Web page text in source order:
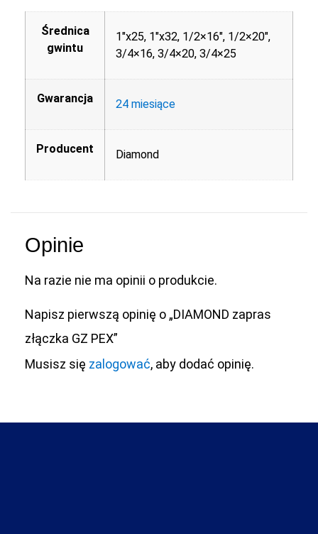
Średnica
gwintu
1"x25, 1"x32, 1/2×16", 1/2×20",
3/4×16, 3/4×20, 3/4×25
Gwarancja 24 miesiące
Producent Diamond
Opinie
Na razie nie ma opinii o produkcie.
Napisz pierwszą opinię o „DIAMOND zapras
złączka GZ PEX”
Musisz się zalogować, aby dodać opinię.